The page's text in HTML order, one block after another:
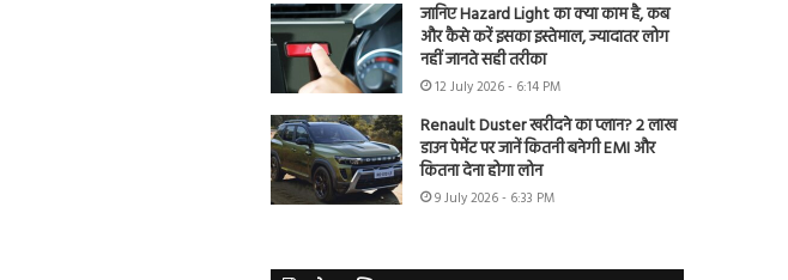
जानिए Hazard Light का क्या काम है, कब
और कैसे करें इसका इस्तेमाल, ज्यादातर लोग
नहीं जानते सही तरीका
12 July 2026 - 6:14 PM
Renault Duster खरीदने का प्लान? 2 लाख
डाउन पेमेंट पर जानें कितनी बनेगी EMI और
कितना देना होगा लोन
9 July 2026 - 6:33 PM